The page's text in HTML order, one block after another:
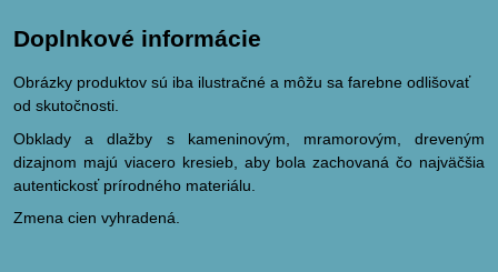
Doplnkové informácie
Obrázky produktov sú iba ilustračné a môžu sa farebne odlišovať
od skutočnosti.
Obklady a dlažby s kameninovým, mramorovým, dreveným
dizajnom majú viacero kresieb, aby bola zachovaná čo najväčšia
autentickosť prírodného materiálu.
Zmena cien vyhradená.